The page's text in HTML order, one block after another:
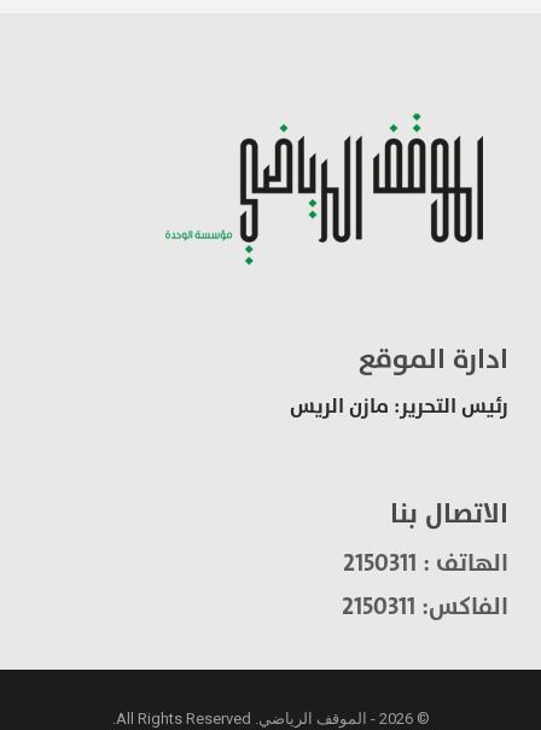
ادارة الموقع
رئيس التحرير: مازن الريس
الاتصال بنا
الهاتف : 2150311
الفاكس: 2150311
© 2026 - الموقف الرياضي. All Rights Reserved.